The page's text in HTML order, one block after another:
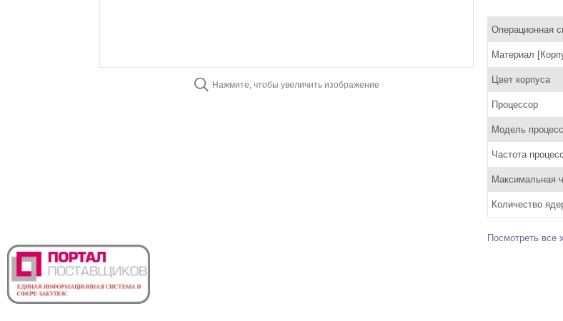
Нажмите, чтобы увеличить изображение
Операционная
Материал
Цвет корпуса
Процессор
Модель
Частота
Максимальная
Количество
Посмотреть все